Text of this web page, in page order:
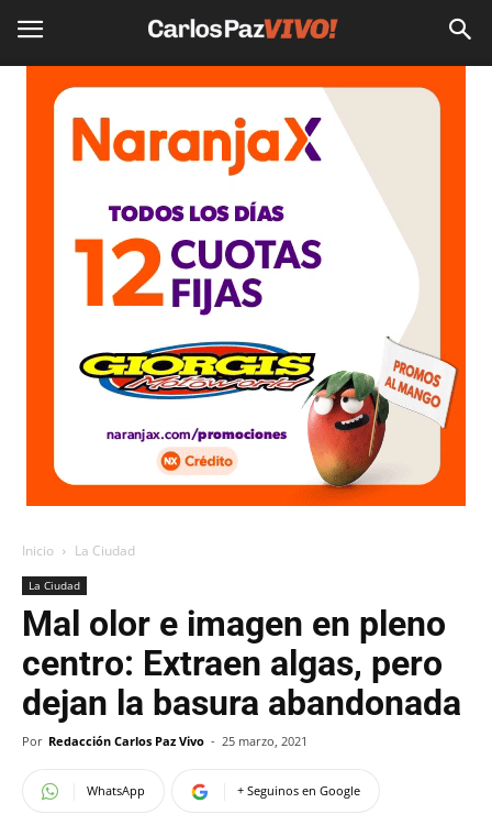
Inicio La Ciudad
La Ciudad
Mal olor e imagen en pleno
centro: Extraen algas, pero
dejan la basura abandonada
Por Redacción Carlos Paz Vivo - 25 marzo, 2021
WhatsApp + Seguinos en Google